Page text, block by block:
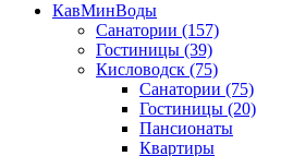
КавМинВоды
Санатории (157)
Гостиницы (39)
Кисловодск (75)
Санатории (75)
Гостиницы (20)
Пансионаты
Квартиры